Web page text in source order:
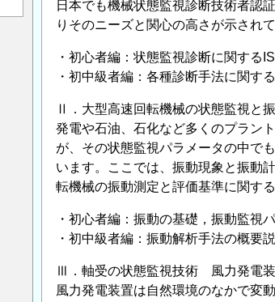
日本でも機械状態監視診断技術者認
りそのニーズと関心の高さが示され
・初心者編：状態監視診断に関する
・初中級者編：各種診断手法に関す
Ⅱ．大型高速回転機械の状態監視と
発電や石油、石化など多くのプラン
が、その状態監視パラメータの中で
います。ここでは、振動現象と振動
転機械の振動測定と評価基準に関す
・初心者編：振動の基礎，振動監視
・初中級者編：振動解析手法の概要
Ⅲ．軸受の状態監視技術 風力発電
風力発電装置は自然環境のなかで変